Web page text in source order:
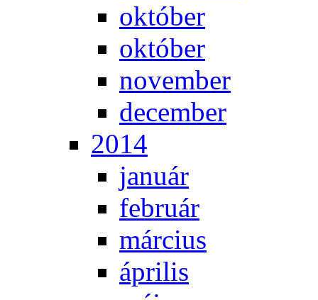
ok­tó­ber
ok­tó­ber
no­vem­ber
de­cem­ber
2014
ja­nu­ár
feb­ru­ár
már­ci­us
áp­ri­lis